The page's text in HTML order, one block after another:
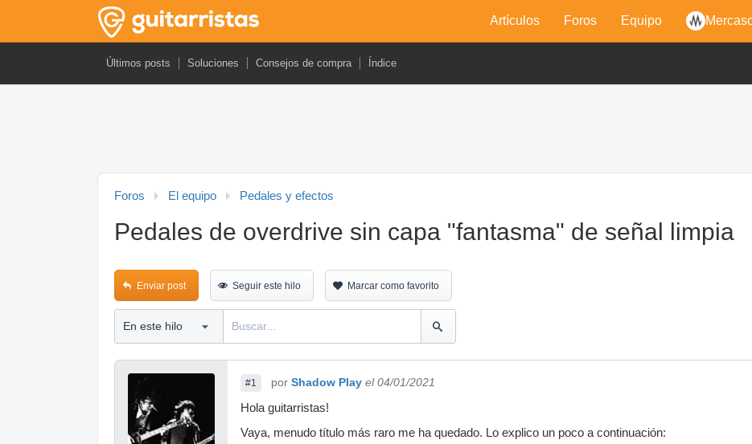
Artículos Foros Equipo
Últimos posts Soluciones Consejos de compra Índice
Foros El equipo Pedales y efectos
Pedales de overdrive sin capa "fantasma" de señal limpia
Enviar post Seguir este hilo Marcar como favorito
#1 por Shadow Play el 04/01/2021
Hola guitarristas!
Vaya, menudo título más raro me ha quedado. Lo explico un poco a continuación: